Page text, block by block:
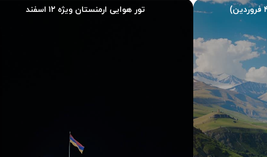
عمومی هتل در دسترس قرار دارد و برای ارتباط، مسیریابی و برنامه‌ریزی
هر ساعت از شبانه‌روز را فراهم می‌کند و برای مسافرانی با پروازهای
تمیز و مرتب برای استراحت مهمانان فراهم شود و کیفیت اقامت حفظ
تور هوایی ارمنستان ویژه ۱۲ اسفند